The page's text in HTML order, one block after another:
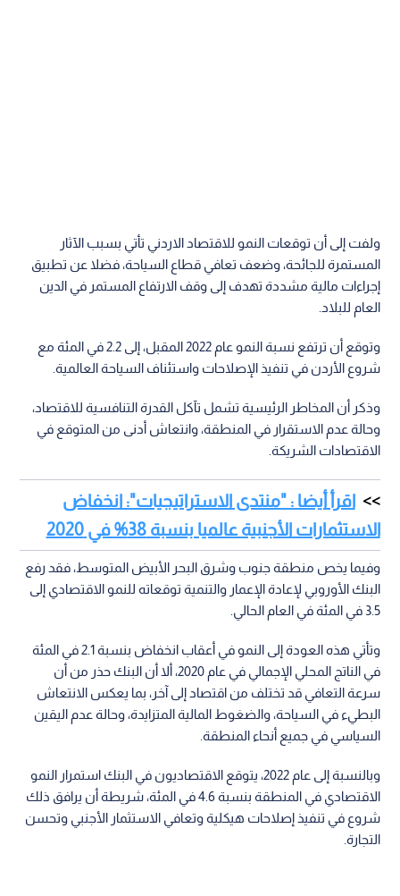
ولفت إلى أن توقعات النمو للاقتصاد الاردني تأتي بسبب الآثار
المستمرة للجائحة، وضعف تعافي قطاع السياحة، فضلا عن تطبيق
إجراءات مالية مشددة تهدف إلى وقف الارتفاع المستمر في الدين
العام للبلاد.
وتوقع أن ترتفع نسبة النمو عام 2022 المقبل، إلى 2.2 في المئة مع
شروع الأردن في تنفيذ الإصلاحات واستئناف السياحة العالمية.
وذكر أن المخاطر الرئيسية تشمل تآكل القدرة التنافسية للاقتصاد،
وحالة عدم الاستقرار في المنطقة، وانتعاش أدنى من المتوقع في
الاقتصادات الشريكة.
اقرأ أيضا : "منتدى الاستراتيجيات": انخفاض
الاستثمارات الأجنبية عالميا بنسبة 38% في 2020
وفيما يخص منطقة جنوب وشرق البحر الأبيض المتوسط، فقد رفع
البنك الأوروبي لإعادة الإعمار والتنمية توقعاته للنمو الاقتصادي إلى
3.5 في المئة في العام الحالي.
وتأتي هذه العودة إلى النمو في أعقاب انخفاض بنسبة 2.1 في المئة
في الناتج المحلي الإجمالي في عام 2020، ألا أن البنك حذر من أن
سرعة التعافي قد تختلف من اقتصاد إلى آخر، بما يعكس الانتعاش
البطيء في السياحة، والضغوط المالية المتزايدة، وحالة عدم اليقين
السياسي في جميع أنحاء المنطقة.
وبالنسبة إلى عام 2022، يتوقع الاقتصاديون في البنك استمرار النمو
الاقتصادي في المنطقة بنسبة 4.6 في المئة، شريطة أن يرافق ذلك
شروع في تنفيذ إصلاحات هيكلية وتعافي الاستثمار الأجنبي وتحسن
التجارة.